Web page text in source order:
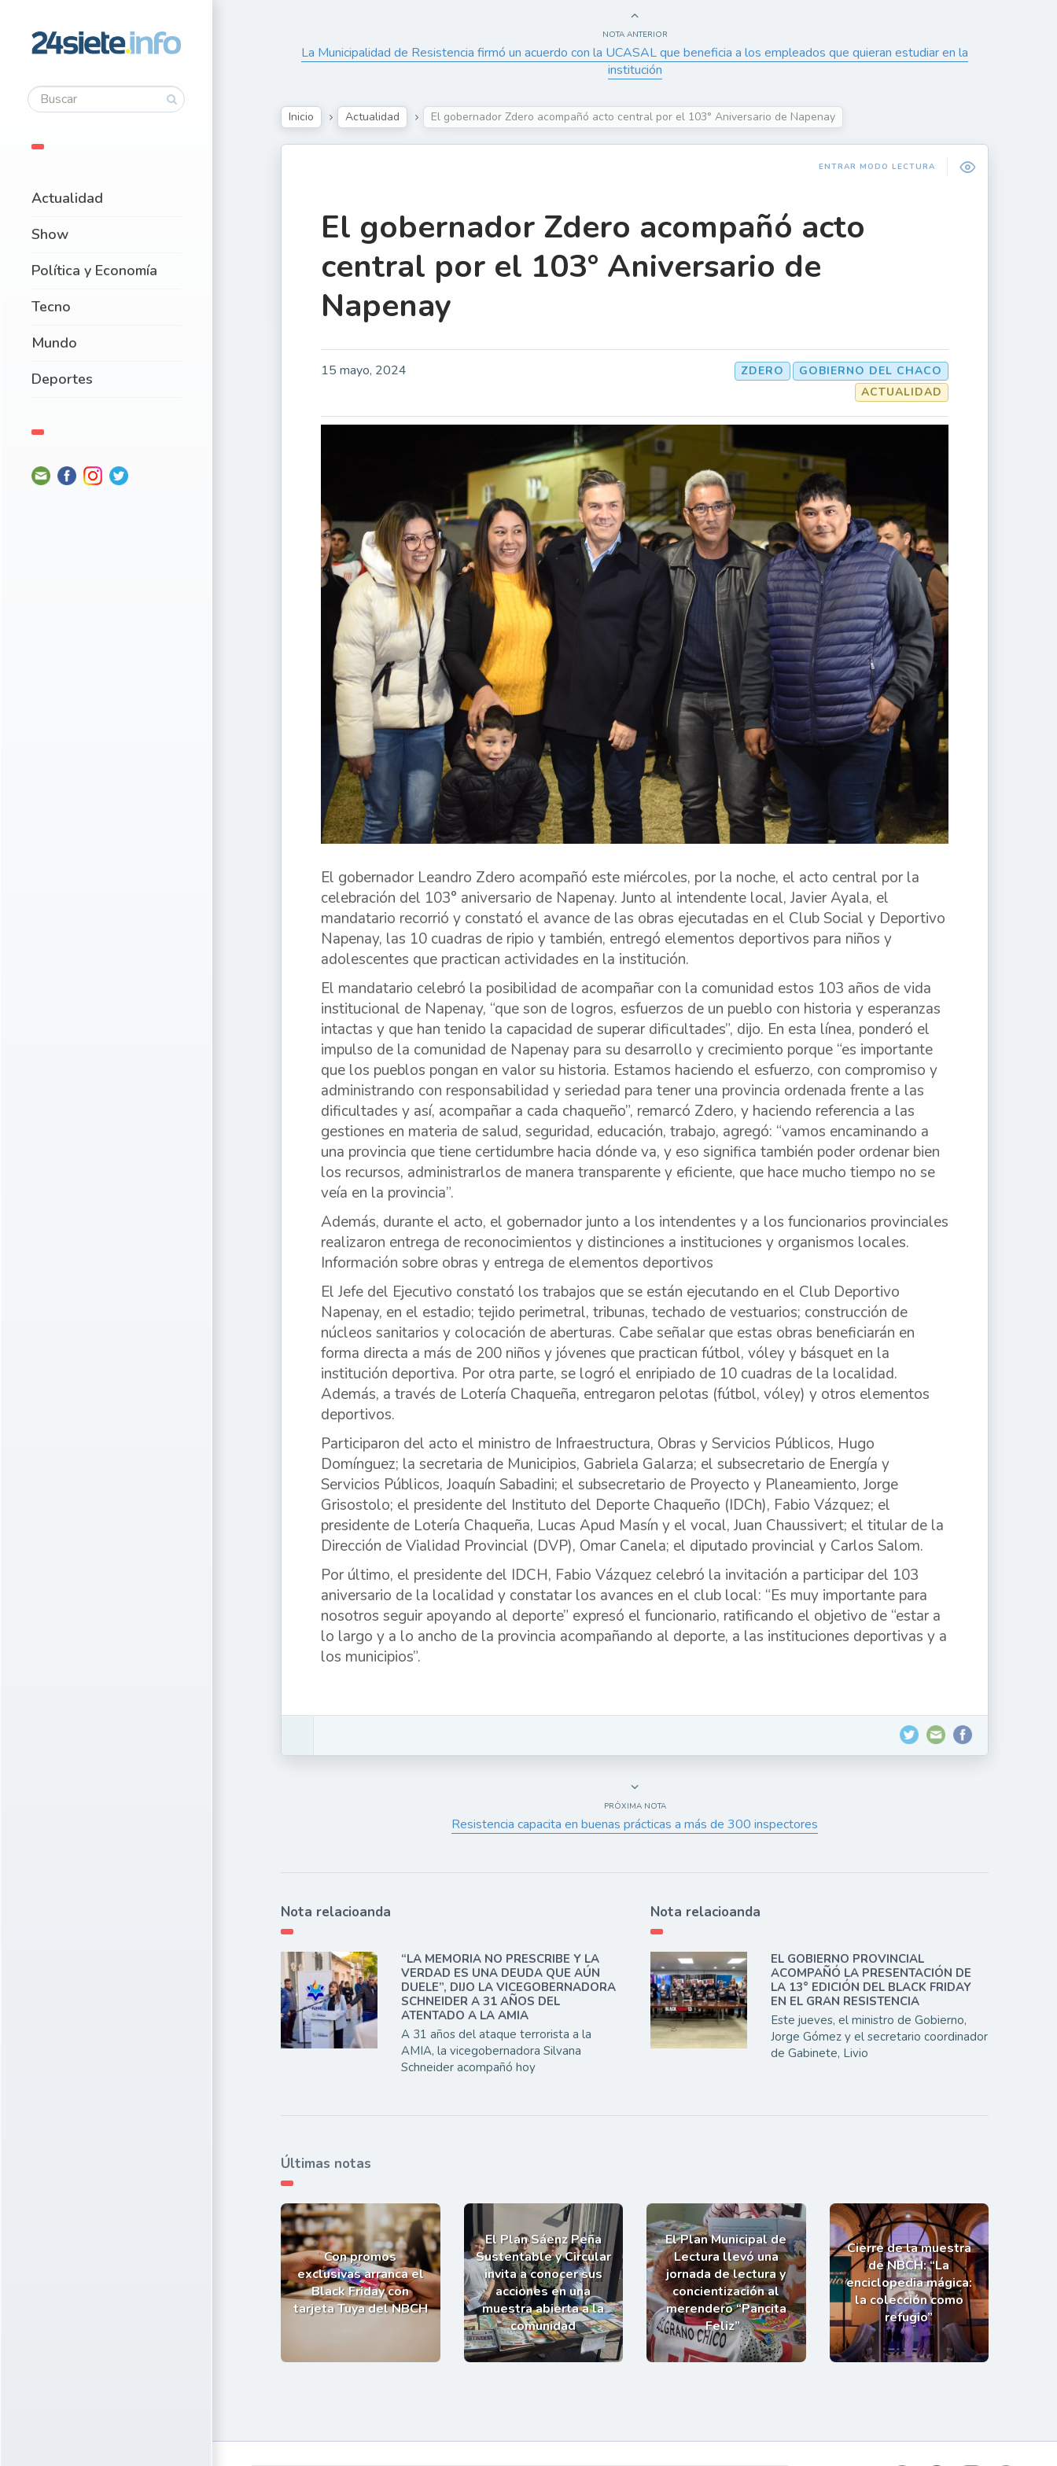
Actualidad
Show
Política y Economía
Tecno
Mundo
Deportes
NOTA ANTERIOR
La Municipalidad de Resistencia firmó un acuerdo con la UCASAL que beneficia a los empleados que quieran estudiar en la
institución
Inicio Actualidad El gobernador Zdero acompañó acto central por el 103° Aniversario de Napenay
ENTRAR MODO LECTURA
El gobernador Zdero acompañó acto
central por el 103° Aniversario de
Napenay
15 mayo, 2024 GOBIERNO DEL CHACO
ZDERO
ACTUALIDAD
El gobernador Leandro Zdero acompañó este miércoles, por la noche, el acto central por la
celebración del 103° aniversario de Napenay. Junto al intendente local, Javier Ayala, el
mandatario recorrió y constató el avance de las obras ejecutadas en el Club Social y Deportivo
Napenay, las 10 cuadras de ripio y también, entregó elementos deportivos para niños y
adolescentes que practican actividades en la institución.
El mandatario celebró la posibilidad de acompañar con la comunidad estos 103 años de vida
institucional de Napenay, “que son de logros, esfuerzos de un pueblo con historia y esperanzas
intactas y que han tenido la capacidad de superar dificultades”, dijo. En esta línea, ponderó el
impulso de la comunidad de Napenay para su desarrollo y crecimiento porque “es importante
que los pueblos pongan en valor su historia. Estamos haciendo el esfuerzo, con compromiso y
administrando con responsabilidad y seriedad para tener una provincia ordenada frente a las
dificultades y así, acompañar a cada chaqueño”, remarcó Zdero, y haciendo referencia a las
gestiones en materia de salud, seguridad, educación, trabajo, agregó: “vamos encaminando a
una provincia que tiene certidumbre hacia dónde va, y eso significa también poder ordenar bien
los recursos, administrarlos de manera transparente y eficiente, que hace mucho tiempo no se
veía en la provincia”.
Además, durante el acto, el gobernador junto a los intendentes y a los funcionarios provinciales
realizaron entrega de reconocimientos y distinciones a instituciones y organismos locales.
Información sobre obras y entrega de elementos deportivos
El Jefe del Ejecutivo constató los trabajos que se están ejecutando en el Club Deportivo
Napenay, en el estadio; tejido perimetral, tribunas, techado de vestuarios; construcción de
núcleos sanitarios y colocación de aberturas. Cabe señalar que estas obras beneficiarán en
forma directa a más de 200 niños y jóvenes que practican fútbol, vóley y básquet en la
institución deportiva. Por otra parte, se logró el enripiado de 10 cuadras de la localidad.
Además, a través de Lotería Chaqueña, entregaron pelotas (fútbol, vóley) y otros elementos
deportivos.
Participaron del acto el ministro de Infraestructura, Obras y Servicios Públicos, Hugo
Domínguez; la secretaria de Municipios, Gabriela Galarza; el subsecretario de Energía y
Servicios Públicos, Joaquín Sabadini; el subsecretario de Proyecto y Planeamiento, Jorge
Grisostolo; el presidente del Instituto del Deporte Chaqueño (IDCh), Fabio Vázquez; el
presidente de Lotería Chaqueña, Lucas Apud Masín y el vocal, Juan Chaussivert; el titular de la
Dirección de Vialidad Provincial (DVP), Omar Canela; el diputado provincial y Carlos Salom.
Por último, el presidente del IDCH, Fabio Vázquez celebró la invitación a participar del 103
aniversario de la localidad y constatar los avances en el club local: “Es muy importante para
nosotros seguir apoyando al deporte” expresó el funcionario, ratificando el objetivo de “estar a
lo largo y a lo ancho de la provincia acompañando al deporte, a las instituciones deportivas y a
los municipios”.
PRÓXIMA NOTA
Resistencia capacita en buenas prácticas a más de 300 inspectores
Nota relacioanda
“LA MEMORIA NO PRESCRIBE Y LA
VERDAD ES UNA DEUDA QUE AÚN
DUELE”, DIJO LA VICEGOBERNADORA
SCHNEIDER A 31 AÑOS DEL
ATENTADO A LA AMIA
A 31 años del ataque terrorista a la
AMIA, la vicegobernadora Silvana
Schneider acompañó hoy
Nota relacioanda
EL GOBIERNO PROVINCIAL
ACOMPAÑÓ LA PRESENTACIÓN DE
LA 13° EDICIÓN DEL BLACK FRIDAY
EN EL GRAN RESISTENCIA
Este jueves, el ministro de Gobierno,
Jorge Gómez y el secretario coordinador
de Gabinete, Livio
Últimas notas
Con promos
exclusivas arranca el
Black Friday con
tarjeta Tuya del NBCH
El Plan Sáenz Peña
Sustentable y Circular
invita a conocer sus
acciones en una
muestra abierta a la
comunidad
El Plan Municipal de
Lectura llevó una
jornada de lectura y
concientización al
merendero “Pancita
Feliz”
Cierre de la muestra
de NBCH: “La
enciclopedia mágica:
la colección como
refugio”